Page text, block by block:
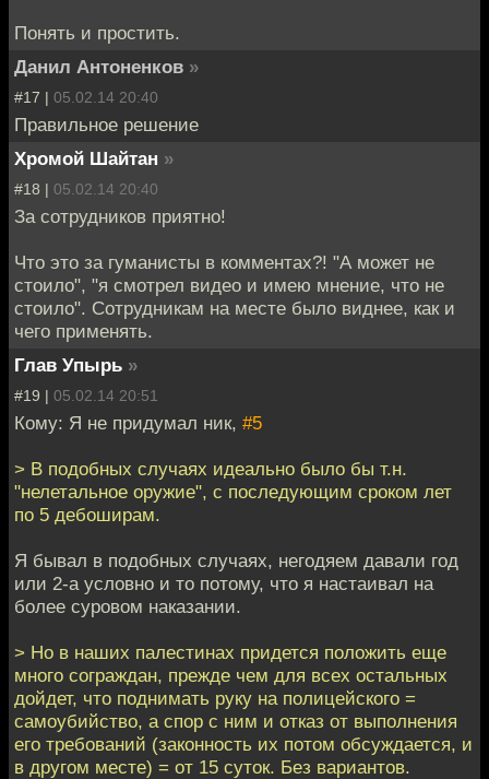
Понять и простить.
Данил Антоненков »
#17 | 05.02.14 20:40
Правильное решение
Хромой Шайтан »
#18 | 05.02.14 20:40
За сотрудников приятно!
Что это за гуманисты в комментах?! "А может не
стоило", "я смотрел видео и имею мнение, что не
стоило". Сотрудникам на месте было виднее, как и
чего применять.
Глав Упырь »
#19 | 05.02.14 20:51
Кому: Я не придумал ник, #5
> В подобных случаях идеально было бы т.н.
"нелетальное оружие", с последующим сроком лет
по 5 дебоширам.
Я бывал в подобных случаях, негодяем давали год
или 2-а условно и то потому, что я настаивал на
более суровом наказании.
> Но в наших палестинах придется положить еще
много сограждан, прежде чем для всех остальных
дойдет, что поднимать руку на полицейского =
самоубийство, а спор с ним и отказ от выполнения
его требований (законность их потом обсуждается, и
в другом месте) = от 15 суток. Без вариантов.